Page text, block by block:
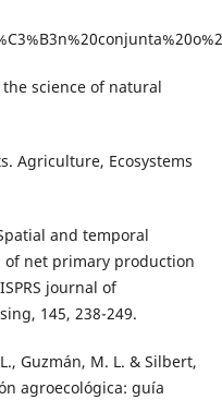
science of natural
Agriculture, Ecosystems
and temporal
net primary production
journal of
145, 238-249.
Guzmán, M. L. & Silbert,
agroecológica: guía